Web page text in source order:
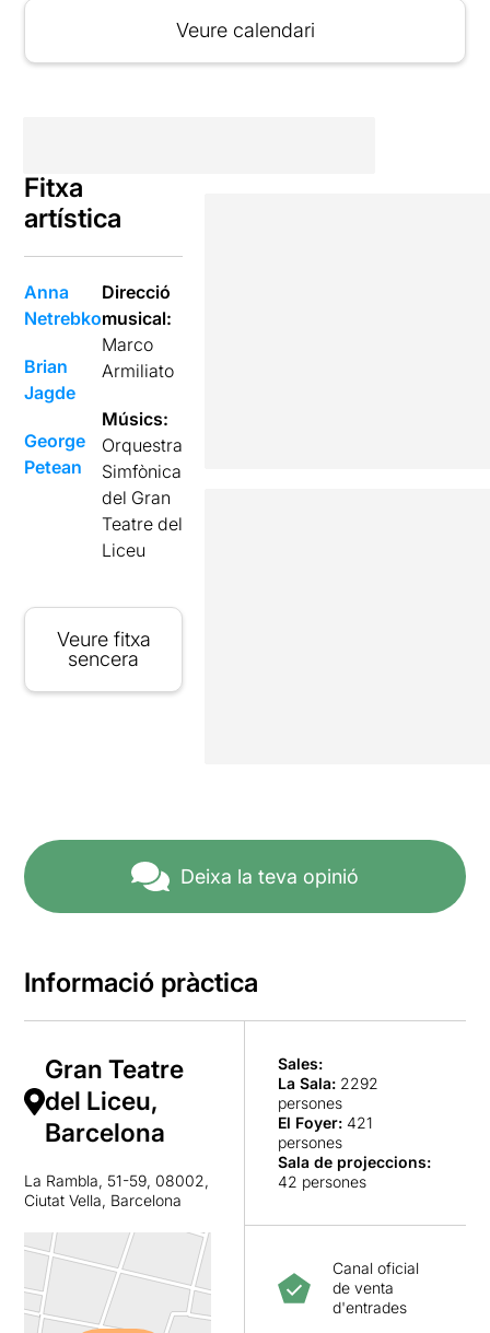
Veure calendari
Fitxa
artística
Anna
Netrebko
Brian
Jagde
George
Petean
Direcció
musical:
Marco
Armiliato
Músics:
Orquestra
Simfònica
del Gran
Teatre del
Liceu
Veure fitxa
sencera
Deixa la teva opinió
Informació pràctica
Gran Teatre
del Liceu,
Barcelona
La Rambla, 51-59, 08002,
Ciutat Vella, Barcelona
Sales:
La Sala: 2292
persones
El Foyer: 421
persones
Sala de projeccions:
42 persones
Canal oficial
de venta
d'entrades